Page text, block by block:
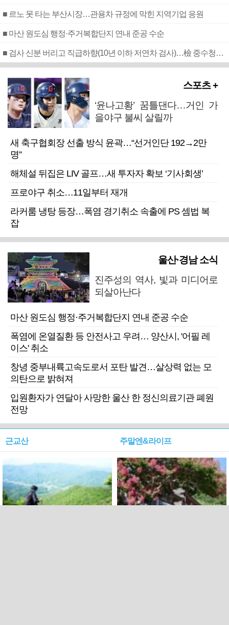
■ 르노 못 타는 부산시장…관용차 규정에 막힌 지역기업 응원
■ 마산 원도심 행정·주거복합단지 연내 준공 수순
■ 검사 신분 버리고 직급하향(10년 이하 저연차 검사)…檢 중수청행 기피
스포츠 +
‘윤나고황’ 꿈틀댄다…거인 가
을야구 불씨 살릴까
새 축구협회장 선출 방식 윤곽…“선거인단 192→2만
명”
해체설 뒤집은 LIV 골프…새 투자자 확보 ‘기사회생’
프로야구 취소…11일부터 재개
라커룸 냉탕 등장…폭염 경기취소 속출에 PS 셈법 복
잡
울산·경남 소식
진주성의 역사, 빛과 미디어로
되살아난다
마산 원도심 행정·주거복합단지 연내 준공 수순
폭염에 온열질환 등 안전사고 우려… 양산시, '어필 레
이스' 취소
창녕 중부내륙고속도로서 포탄 발견…살상력 없는 모
의탄으로 밝혀져
입원환자가 연달아 사망한 울산 한 정신의료기관 폐원
전망
근교산 주말엔&라이프